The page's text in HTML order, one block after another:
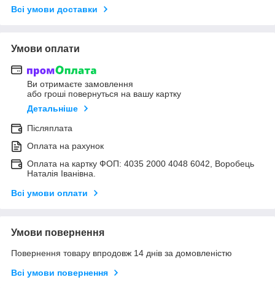
Всі умови доставки
Умови оплати
Ви отримаєте замовлення
або гроші повернуться на вашу картку
Детальніше
Післяплата
Оплата на рахунок
Оплата на картку ФОП: 4035 2000 4048 6042, Воробець
Наталія Іванівна.
Всі умови оплати
Умови повернення
Повернення товару впродовж 14 днів за домовленістю
Всі умови повернення